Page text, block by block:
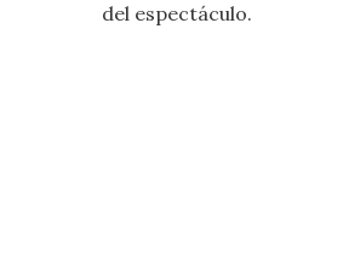
del espectáculo.